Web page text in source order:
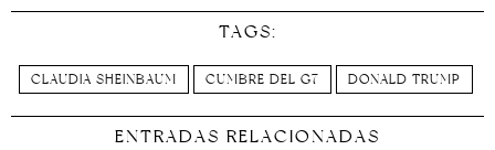
TAGS:
CLAUDIA SHEINBAUM CUMBRE DEL G7 DONALD TRUMP
ENTRADAS RELACIONADAS